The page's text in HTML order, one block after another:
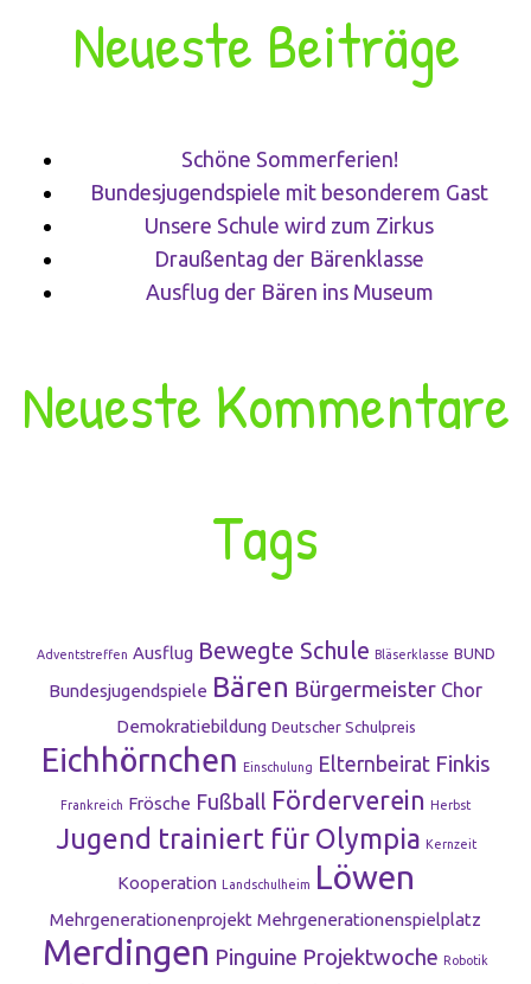
Neueste Beiträge
Schöne Sommerferien!
Bundesjugendspiele mit besonderem Gast
Unsere Schule wird zum Zirkus
Draußentag der Bärenklasse
Ausflug der Bären ins Museum
Neueste Kommentare
Tags
Adventstreffen Ausflug Bewegte Schule Bläserklasse BUND
Bundesjugendspiele Bären Bürgermeister Chor
Demokratiebildung Deutscher Schulpreis
Eichhörnchen Einschulung Elternbeirat Finkis
Frankreich Frösche Fußball Förderverein Herbst
Jugend trainiert für Olympia Kernzeit
Kooperation Landschulheim Löwen
Mehrgenerationenprojekt Mehrgenerationenspielplatz
Merdingen Pinguine Projektwoche Robotik